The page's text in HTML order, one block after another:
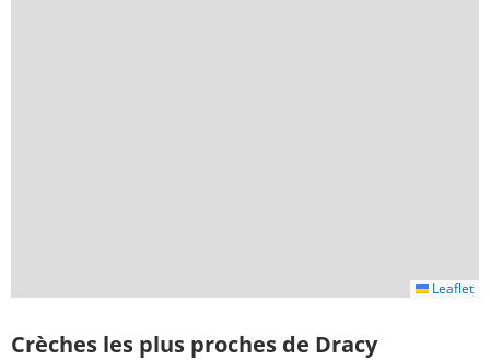
Leaflet
Crèches les plus proches de Dracy